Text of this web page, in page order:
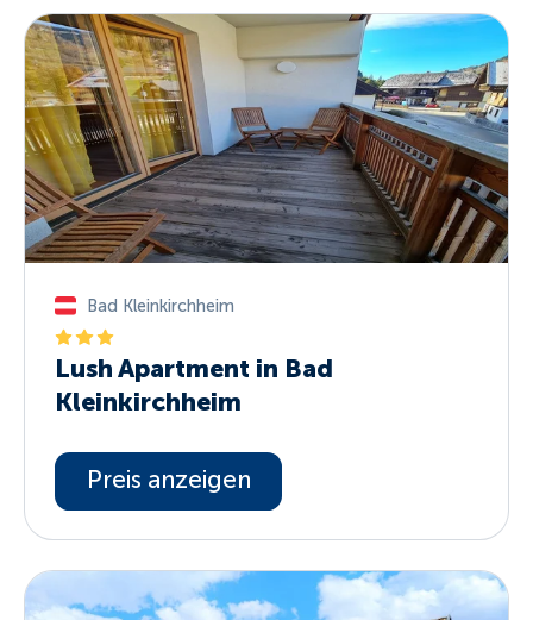
Bad Kleinkirchheim
Lush Apartment in Bad
Kleinkirchheim
Preis anzeigen